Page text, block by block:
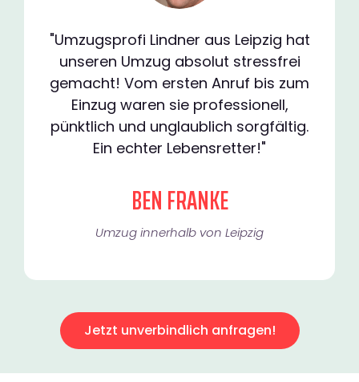
"Umzugsprofi Lindner aus Leipzig hat
unseren Umzug absolut stressfrei
gemacht! Vom ersten Anruf bis zum
Einzug waren sie professionell,
pünktlich und unglaublich sorgfältig.
Ein echter Lebensretter!"
BEN FRANKE
Umzug innerhalb von Leipzig​
Jetzt unverbindlich anfragen!